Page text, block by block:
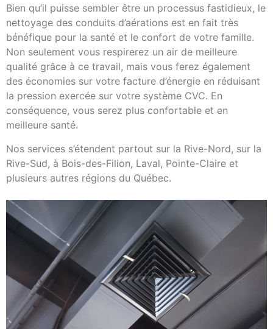
Bien qu’il puisse sembler être un processus fastidieux, le
nettoyage des conduits d’aérations est en fait très
bénéfique pour la santé et le confort de votre famille.
Non seulement vous respirerez un air de meilleure
qualité grâce à ce travail, mais vous ferez également
des économies sur votre facture d’énergie en réduisant
la pression exercée sur votre système CVC. En
conséquence, vous serez plus confortable et en
meilleure santé.
Nos services s’étendent partout sur la Rive-Nord, sur la
Rive-Sud, à Bois-des-Filion, Laval, Pointe-Claire et
plusieurs autres régions du Québec.